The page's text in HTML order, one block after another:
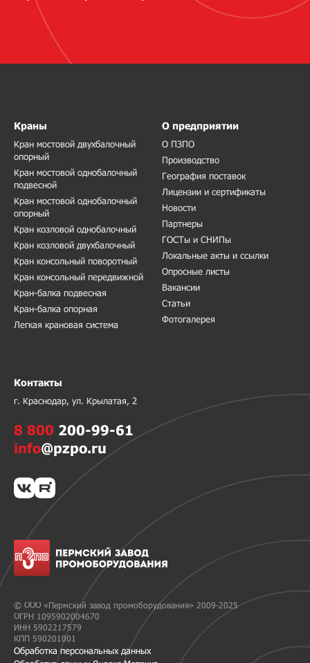
© ООО «Пермский завод промоборудования» 2009-2025
ОГРН 1095902004670
ИНН 5902217579
КПП 590201001
Обработка персональных данных
Краны
Кран мостовой двухбалочный
опорный
Кран мостовой однобалочный
подвесной
Кран мостовой однобалочный
опорный
Кран козловой однобалочный
Кран козловой двухбалочный
Кран консольный поворотный
Кран консольный передвижной
Кран-балка подвесная
Кран-балка опорная
Легкая крановая система
О предприятии
О ПЗПО
Производство
География поставок
Лицензии и сертификаты
Новости
Партнеры
ГОСТы и СНИПы
Локальные акты и ссылки
Опросные листы
Вакансии
Статьи
Фотогалерея
Контакты
г. Краснодар, ул. Крылатая, 2
8 800 200-99-61
info@pzpo.ru